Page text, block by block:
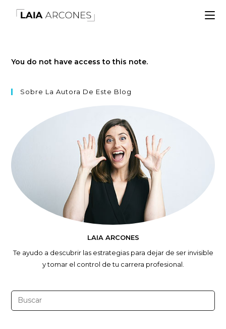
You do not have access to this note.
Sobre La Autora De Este Blog
LAIA ARCONES
Te ayudo a descubrir las estrategias para dejar de ser invisible
y tomar el control de tu carrera profesional.